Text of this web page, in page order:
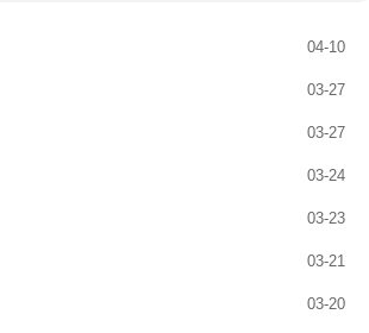
04-10
03-27
03-27
03-24
03-23
03-21
03-20